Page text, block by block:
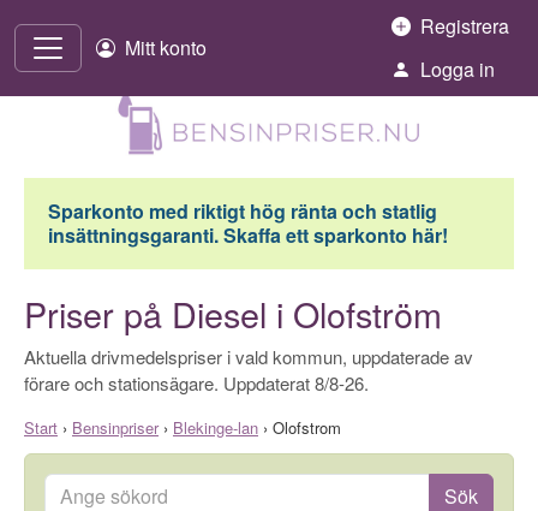
Mitt konto
Registrera
Logga in
Sparkonto med riktigt hög ränta och statlig
insättningsgaranti. Skaffa ett sparkonto här!
Priser på Diesel i Olofström
Aktuella drivmedelspriser i vald kommun, uppdaterade av
förare och stationsägare. Uppdaterat 8/8-26.
Start › Bensinpriser› Blekinge-lan › Olofstrom
Ange sökord Sök